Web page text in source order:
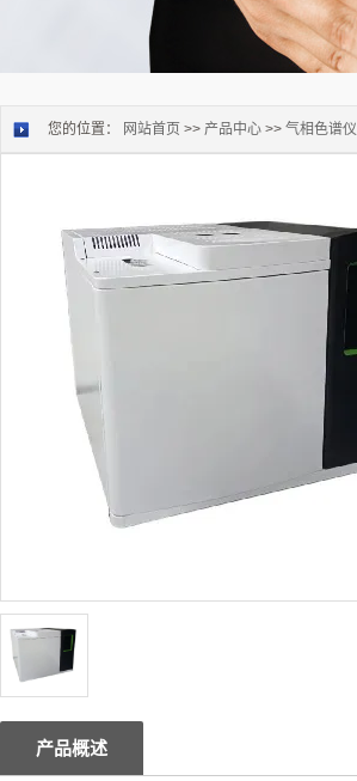
您的位置： 网站首页 >> 产品中心 >> 气相色谱仪
产品概述